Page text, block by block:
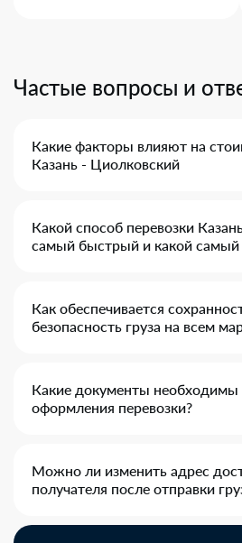
Частые вопросы и
Какие факторы влияют на
Казань - Циолковский
Какой способ перевозки
самый быстрый и какой
Как обеспечивается
безопасность груза на всем
Какие документы необходимы
оформления перевозки?
Можно ли изменить адрес
получателя после отправки